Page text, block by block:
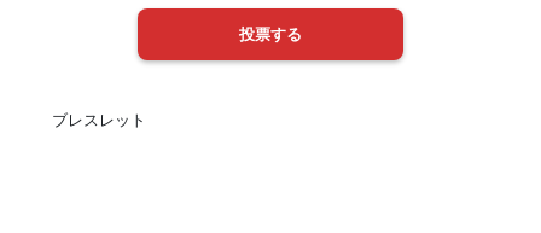
ブレスレット